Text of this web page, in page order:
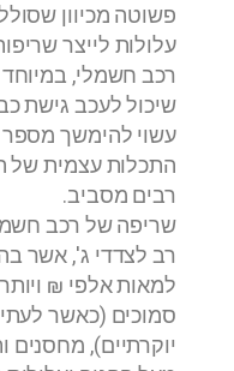
פשוטה מכיוון
עלולות לייצר
רכב חשמלי, במיוחד
שיכול לעכב גישת
עשוי להימשך
התכלות עצמית של
רבים מסביב.
שריפה של רכב
רב לצדדי ג', אשר
למאות אלפי ₪
סמוכים (כאשר
יוקרתיים),